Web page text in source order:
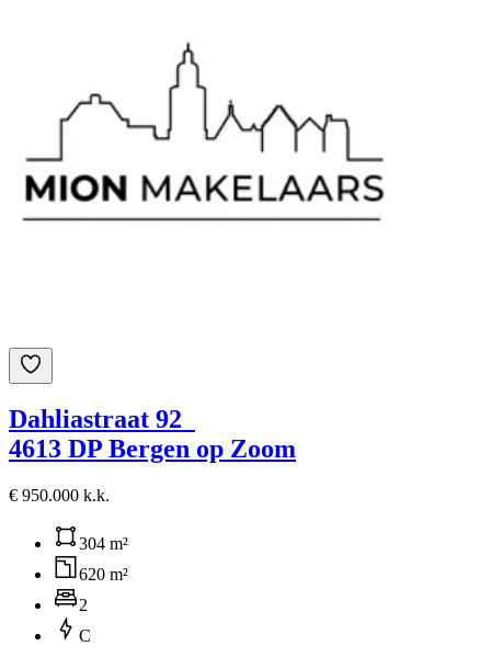
Dahliastraat 92
4613 DP Bergen op Zoom
€ 950.000 k.k.
304 m²
620 m²
2
C